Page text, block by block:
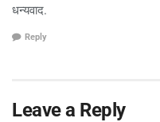
धन्यवाद.
Reply
Leave a Reply